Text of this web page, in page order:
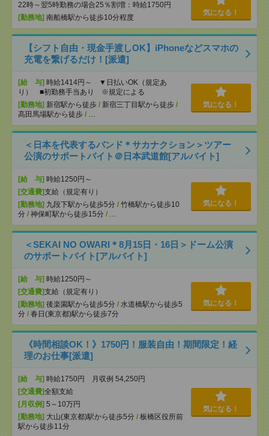
22時～翌5時勤務の場合25％割増：時給1750円
[勤務地] 南船橋駅から徒歩10分程度
気になる！
【シフト自由・現金手渡しOK】iPhoneなどスマホの
充電を繋げるだけ！[派遣]
[給 与] 時給1414円～ ▼日払いOK（規定あ
り） ■初勤務手当あり ※規定による
[勤務地] 新宿駅から徒歩 / 新宿三丁目駅から徒歩 /
高田馬場駅から徒歩 / …
気になる！
＜日本を代表するバンド＊サカナクション＞ツアー
公演のサポートバイト＠日本武道館[アルバイト]
[給 与] 時給1250円～
[交通費]支給（規定有り）
[勤務地] 九段下駅から徒歩5分 / 竹橋駅から徒歩10
分 / 神保町駅から徒歩15分 / …
気になる！
＜SEKAI NO OWARI＊8月15日・16日＞ドーム公演
のサポートバイト[アルバイト]
[給 与] 時給1250円～
[交通費]支給（規定有り）
[勤務地] 後楽園駅から徒歩5分 / 水道橋駅から徒歩5
分 / 春日(東京都)駅から徒歩7分
気になる！
《時間相談OK！》1750円！服装自由！期間限定！経
理のお仕事[派遣]
[給 与] 時給1750円 月収例 54,250円
[交通費]全額支給
[月収例] 5～10万円
[勤務地] 大山(東京都)駅から徒歩5分 / 板橋区役所前
駅から徒歩11分
気になる！